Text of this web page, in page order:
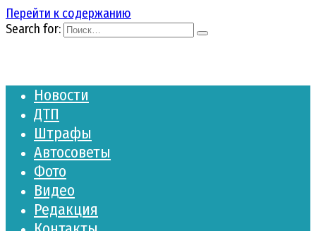
Перейти к содержанию
Search for:
Новости
ДТП
Штрафы
Автосоветы
Фото
Видео
Редакция